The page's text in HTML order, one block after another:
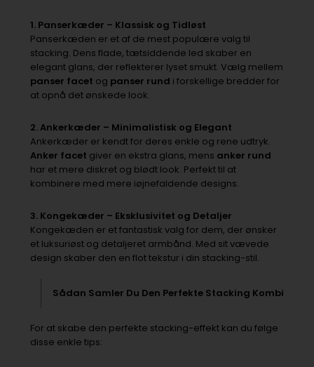
1. Panserkæder – Klassisk og Tidløst
Panserkæden er et af de mest populære valg til
stacking. Dens flade, tætsiddende led skaber en
elegant glans, der reflekterer lyset smukt. Vælg mellem
panser facet og panser rund i forskellige bredder for
at opnå det ønskede look.
2. Ankerkæder – Minimalistisk og Elegant
Ankerkæder er kendt for deres enkle og rene udtryk.
Anker facet giver en ekstra glans, mens anker rund
har et mere diskret og blødt look. Perfekt til at
kombinere med mere iøjnefaldende designs.
3. Kongekæder – Eksklusivitet og Detaljer
Kongekæden er et fantastisk valg for dem, der ønsker
et luksuriøst og detaljeret armbånd. Med sit vævede
design skaber den en flot tekstur i din stacking-stil.
Sådan Samler Du Den Perfekte Stacking Kombi
For at skabe den perfekte stacking-effekt kan du følge
disse enkle tips: